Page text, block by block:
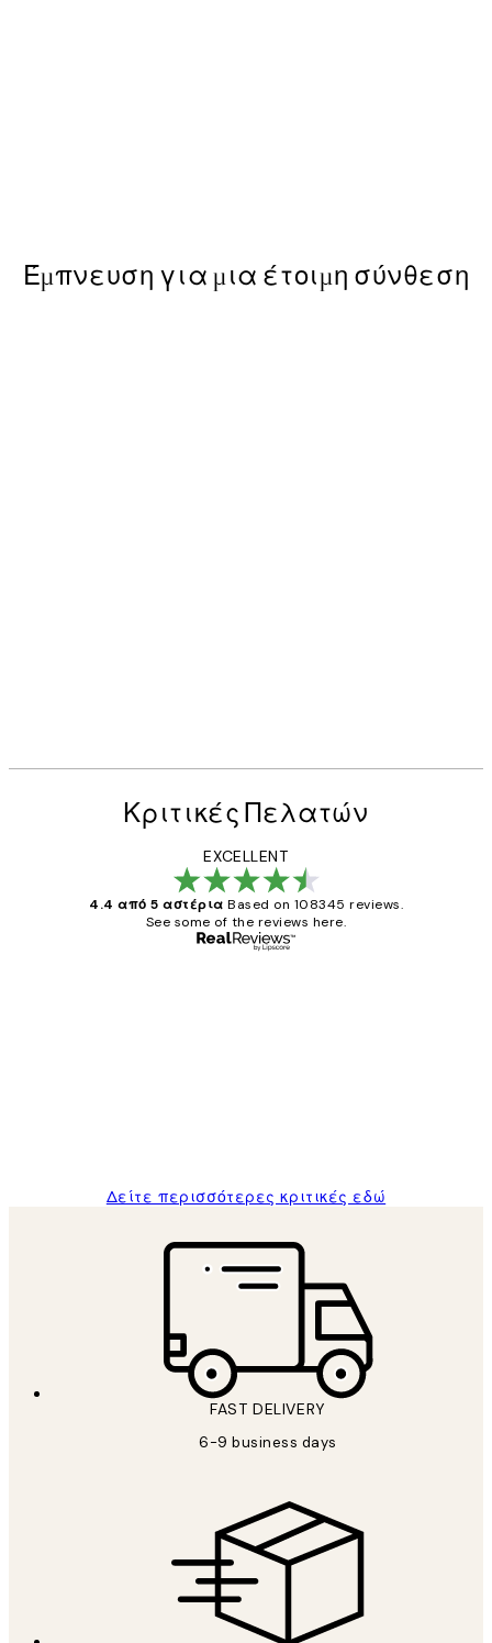
Έμπνευση για μια έτοιμη σύνθεση
Κριτικές Πελατών
EXCELLENT
4.4 από 5 αστέρια Based on 108345 reviews.
See some of the reviews here.
Δείτε περισσότερες κριτικές εδώ
FAST DELIVERY
6-9 business days